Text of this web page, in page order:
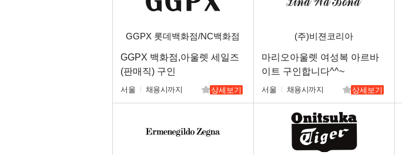
GGPX 롯데백화점/NC백화점
GGPX 백화점,아울렛 세일즈
(판매직) 구인
서울 채용시까지 상세보기
(주)비젼코리아
마리오아울렛 여성복 아르바
이트 구인합니다^^~
서울 채용시까지 상세보기